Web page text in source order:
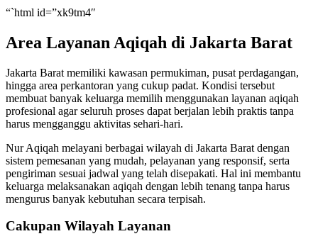
“`html id=”xk9tm4″
Area Layanan Aqiqah di Jakarta Barat
Jakarta Barat memiliki kawasan permukiman, pusat perdagangan,
hingga area perkantoran yang cukup padat. Kondisi tersebut
membuat banyak keluarga memilih menggunakan layanan aqiqah
profesional agar seluruh proses dapat berjalan lebih praktis tanpa
harus mengganggu aktivitas sehari-hari.
Nur Aqiqah melayani berbagai wilayah di Jakarta Barat dengan
sistem pemesanan yang mudah, pelayanan yang responsif, serta
pengiriman sesuai jadwal yang telah disepakati. Hal ini membantu
keluarga melaksanakan aqiqah dengan lebih tenang tanpa harus
mengurus banyak kebutuhan secara terpisah.
Cakupan Wilayah Layanan